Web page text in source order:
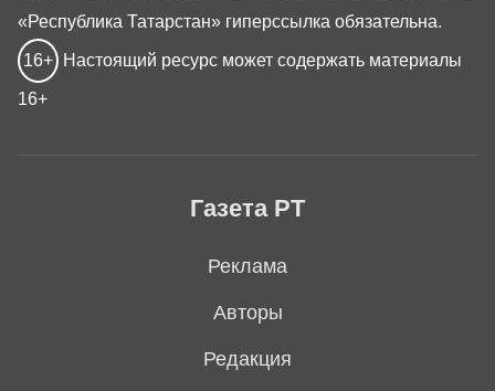
Газета РТ
Реклама
Авторы
Редакция
«Республика Татарстан» гиперссылка обязательна.
16+ Настоящий ресурс может содержать материалы
16+